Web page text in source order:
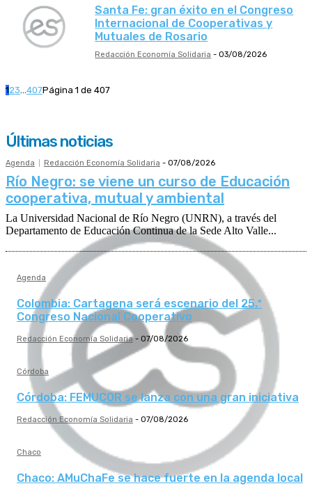
Santa Fe: gran éxito en el Congreso
Internacional de Cooperativas y
Mutuales de Rosario
Redacción Economía Solidaria - 03/08/2026
123...407Página 1 de 407
Últimas noticias
Agenda Redacción Economía Solidaria - 07/08/2026
Río Negro: se viene un curso de Educación
cooperativa, mutual y ambiental
La Universidad Nacional de Río Negro (UNRN), a través del
Departamento de Educación Continua de la Sede Alto Valle...
Agenda
Colombia: Cartagena será escenario del 25.º
Congreso Nacional Cooperativo
Redacción Economía Solidaria - 07/08/2026
Córdoba
Córdoba: FEMUCOR se lanza con una gran iniciativa
Redacción Economía Solidaria - 07/08/2026
Chaco
Chaco: AMuChaFe se hace fuerte en la agenda local